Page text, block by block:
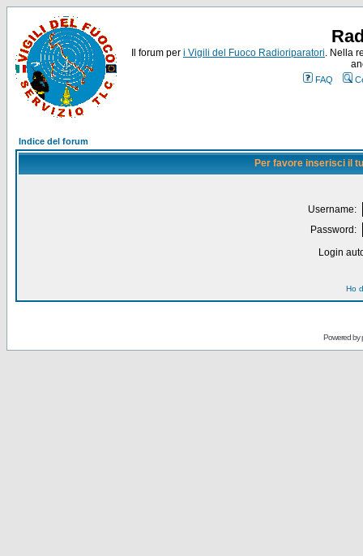
Il forum per i Vigili del Fuoco Radioriparatori. Nella
FAQ
Indice del forum
Per favore inserisci il
Username:
Password:
Login
Ho
Powered by